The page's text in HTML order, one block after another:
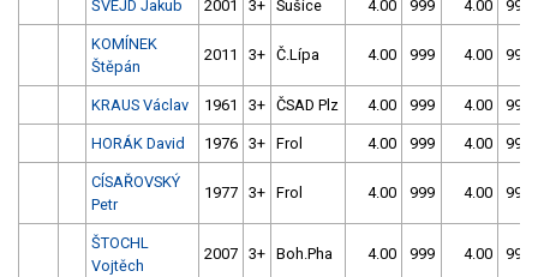
ŠVEJD Jakub 2001 3+ Sušice 4.00 999 4.00 999
KOMÍNEK
Štěpán
2011 3+ Č.Lípa 4.00 999 4.00 999
KRAUS Václav 1961 3+ ČSAD Plz 4.00 999 4.00 999
HORÁK David 1976 3+ Frol 4.00 999 4.00 999
CÍSAŘOVSKÝ
Petr
1977 3+ Frol 4.00 999 4.00 999
ŠTOCHL
Vojtěch
2007 3+ Boh.Pha 4.00 999 4.00 999